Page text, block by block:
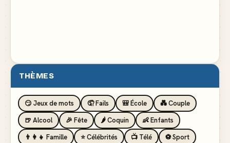
THÈMES
😏 Jeux de mots 🤦 Fails 🎒 École
💑 Couple
🍺 Alcool
🎉 Fête 🌶️ Coquin
👶 Enfants
👨‍👩‍👧 Famille
⭐ Célébrités 📺 Télé
⚽ Sport